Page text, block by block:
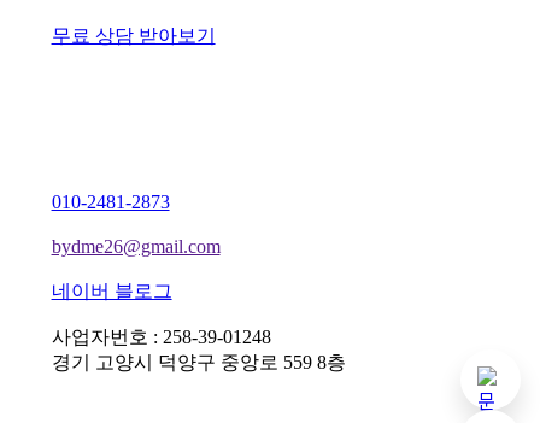
무료 상담 받아보기
010-2481-2873
bydme26@gmail.com
네이버 블로그
사업자번호 : 258-39-01248
경기 고양시 덕양구 중앙로 559 8층
기본